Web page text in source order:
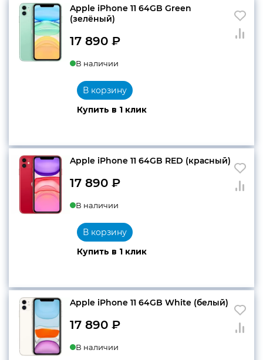
Apple iPhone 11 64GB Green
(зелёный)
17 890 ₽
В наличии
Купить в 1 клик
В корзину
Apple iPhone 11 64GB RED (красный)
17 890 ₽
В наличии
Купить в 1 клик
В корзину
Apple iPhone 11 64GB White (белый)
17 890 ₽
В наличии